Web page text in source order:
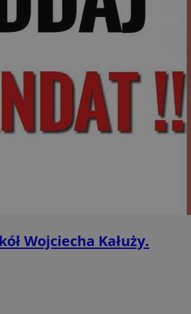
Wojciecha Kałuży.